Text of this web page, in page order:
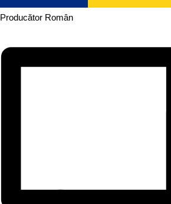
Producător Român